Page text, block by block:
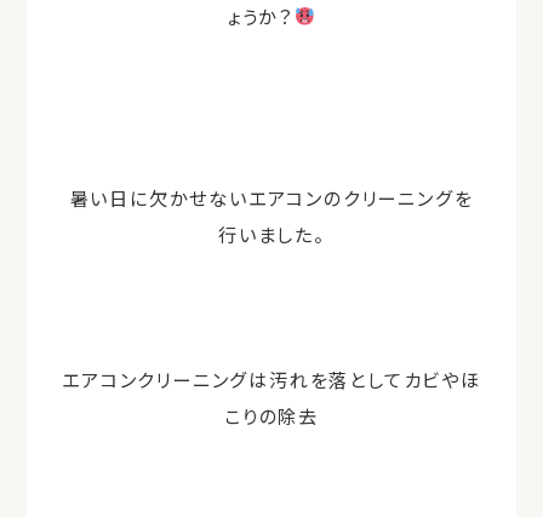
ょうか？
暑い日に欠かせないエアコンのクリーニングを
行いました。
エアコンクリーニングは汚れを落としてカビやほ
こりの除去